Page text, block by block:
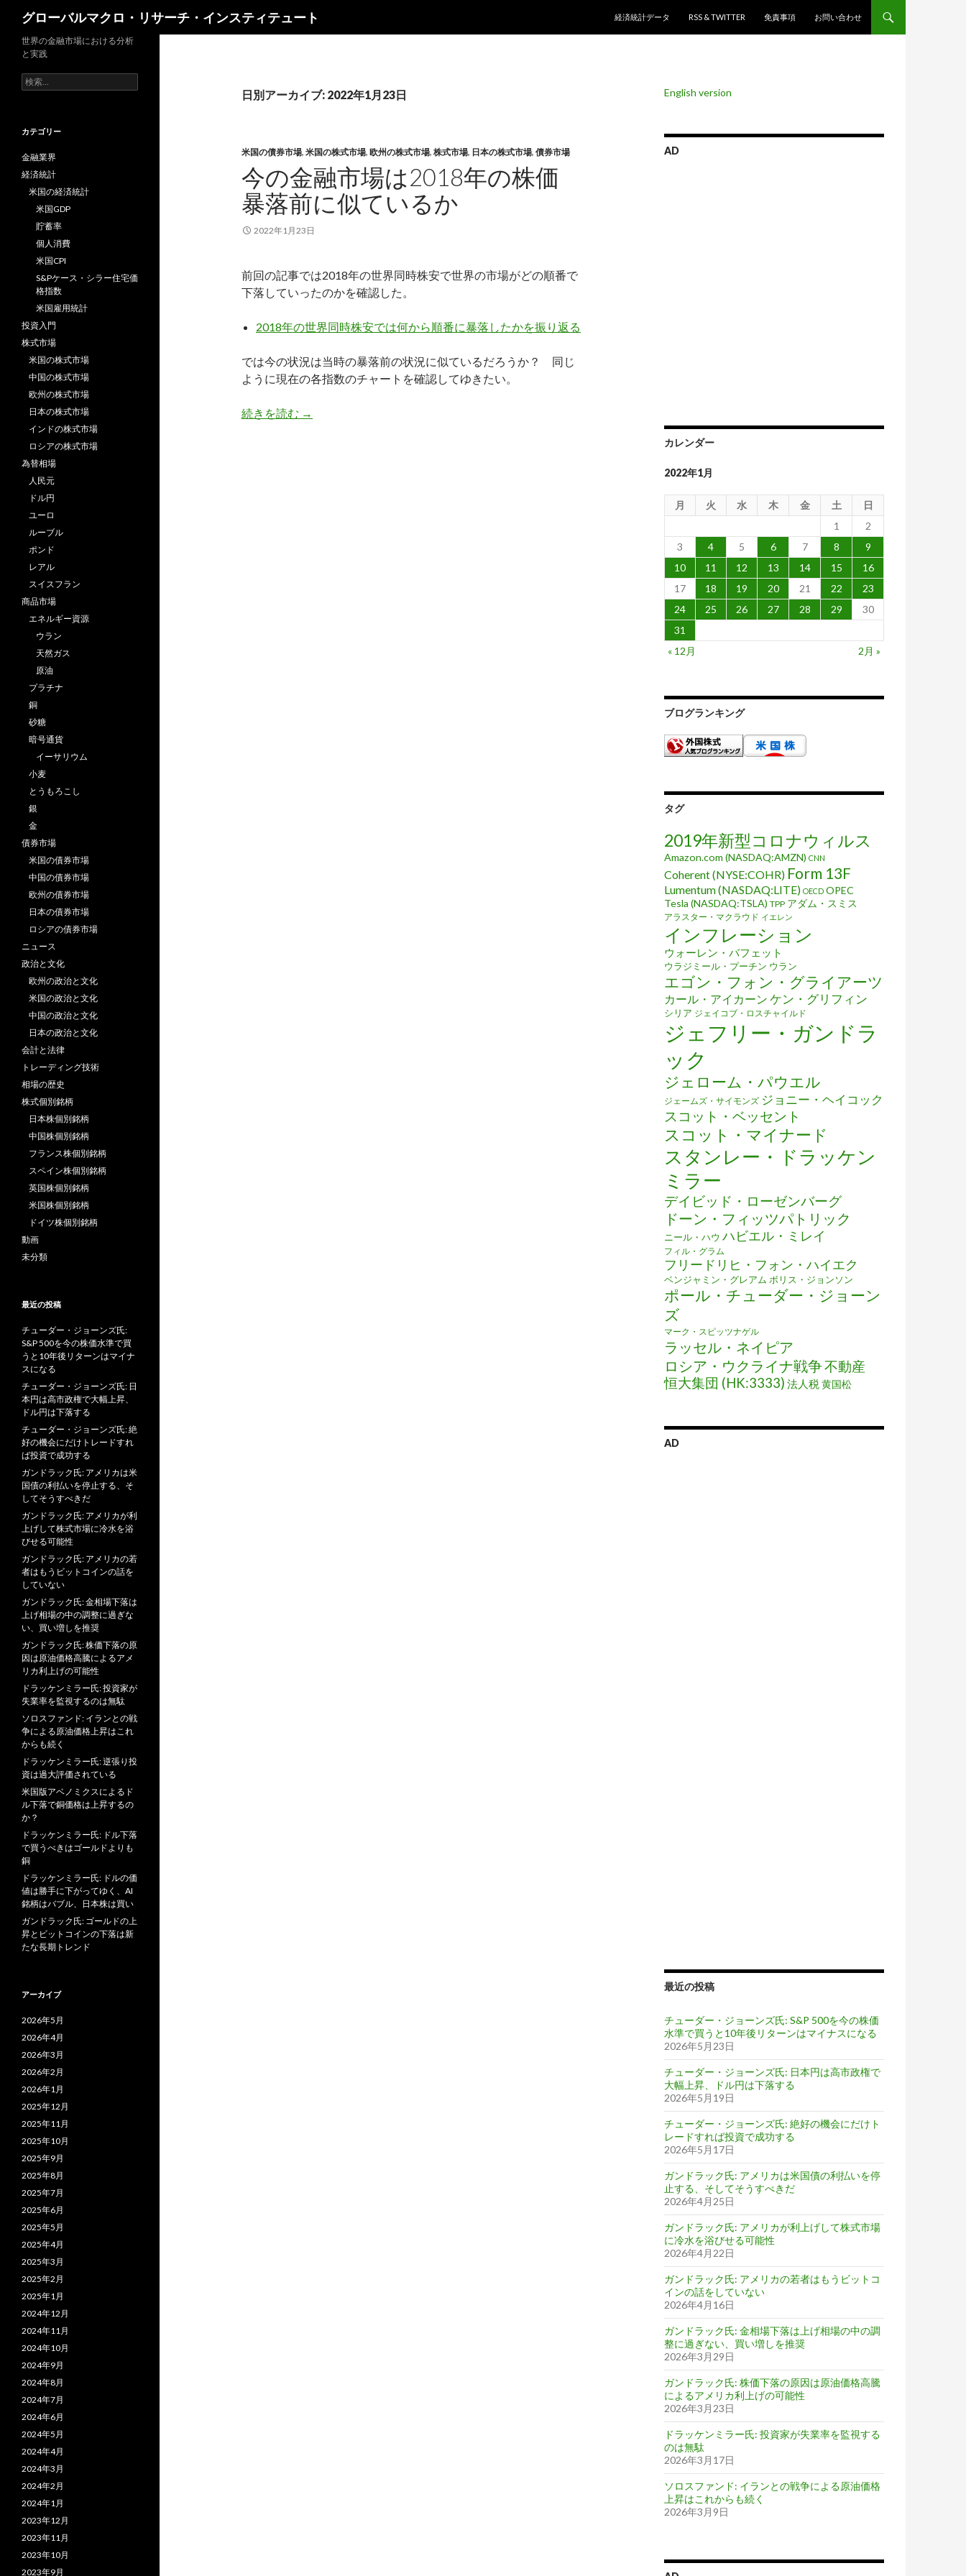
グローバルマクロ・リサーチ・インスティテュート
経済統計データ
RSS & TWITTER 免責事項 お問い合わせ
日別アーカイブ: 2022年1月23日
米国の債券市場, 米国の株式市場, 欧州の株式市場, 株式市場, 日本の株式市場, 債券市場
今の金融市場は2018年の株価
暴落前に似ているか
2022年1月23日
前回の記事では2018年の世界同時株安で世界の市場がどの順番で
下落していったのかを確認した。
2018年の世界同時株安では何から順番に暴落したかを振り返る
では今の状況は当時の暴落前の状況に似ているだろうか？ 同じ
ように現在の各指数のチャートを確認してゆきたい。
続きを読む 今の金融市場は2018年の株価暴落前に似ているか
→
English version
AD
カレンダー
2022年1月
月 火 水 木 金 土
日
1
2
3
4 5 6 7 8
9
10
11 12 13 14 15
16
17
18 19 20 21 22
23
24
25 26 27 28 29
30
31
« 12月
2月 »
ブログランキング
タグ
2019年新型コロナウィルス
Amazon.com (NASDAQ:AMZN) CNN
Coherent (NYSE:COHR) Form 13F
Lumentum (NASDAQ:LITE) OECD OPEC
Tesla (NASDAQ:TSLA) TPP アダム・スミス
アラスター・マクラウド イエレン
インフレーション
ウォーレン・バフェット
ウラジミール・プーチン ウラン
エゴン・フォン・グライアーツ
カール・アイカーン ケン・グリフィン
シリア ジェイコブ・ロスチャイルド
ジェフリー・ガンドラ
ック
ジェローム・パウエル
ジェームズ・サイモンズ ジョニー・ヘイコック
スコット・ベッセント
スコット・マイナード
スタンレー・ドラッケン
ミラー
デイビッド・ローゼンバーグ
ドーン・フィッツパトリック
ニール・ハウ ハビエル・ミレイ
フィル・グラム
フリードリヒ・フォン・ハイエク
ベンジャミン・グレアム ボリス・ジョンソン
ポール・チューダー・ジョーン
ズ
マーク・スピッツナゲル
ラッセル・ネイピア
ロシア・ウクライナ戦争不動産
恒大集団 (HK:3333) 法人税黄国松
AD
最近の投稿
チューダー・ジョーンズ氏: S&P 500を今の株価
水準で買うと10年後リターンはマイナスになる
2026年5月23日
チューダー・ジョーンズ氏: 日本円は高市政権で
大幅上昇、ドル円は下落する
2026年5月19日
チューダー・ジョーンズ氏: 絶好の機会にだけト
レードすれば投資で成功する
2026年5月17日
ガンドラック氏: アメリカは米国債の利払いを停
止する、そしてそうすべきだ
2026年4月25日
ガンドラック氏: アメリカが利上げして株式市場
に冷水を浴びせる可能性
2026年4月22日
ガンドラック氏: アメリカの若者はもうビットコ
インの話をしていない
2026年4月16日
ガンドラック氏: 金相場下落は上げ相場の中の調
整に過ぎない、買い増しを推奨
2026年3月29日
ガンドラック氏: 株価下落の原因は原油価格高騰
によるアメリカ利上げの可能性
2026年3月23日
ドラッケンミラー氏: 投資家が失業率を監視する
のは無駄
2026年3月17日
ソロスファンド: イランとの戦争による原油価格
上昇はこれからも続く
2026年3月9日
世界の金融市場における分析
と実践
検
索:
カテゴリー
金融業界
経済統計
米国の経済統計
米国GDP
貯蓄率
個人消費
米国CPI
S&Pケース・シラー住宅価
格指数
米国雇用統計
投資入門
株式市場
米国の株式市場
中国の株式市場
欧州の株式市場
日本の株式市場
インドの株式市場
ロシアの株式市場
為替相場
人民元
ドル円
ユーロ
ルーブル
ポンド
レアル
スイスフラン
商品市場
エネルギー資源
ウラン
天然ガス
原油
プラチナ
銅
砂糖
暗号通貨
イーサリウム
小麦
とうもろこし
銀
金
債券市場
米国の債券市場
中国の債券市場
欧州の債券市場
日本の債券市場
ロシアの債券市場
ニュース
政治と文化
欧州の政治と文化
米国の政治と文化
中国の政治と文化
日本の政治と文化
会計と法律
トレーディング技術
相場の歴史
株式個別銘柄
日本株個別銘柄
中国株個別銘柄
フランス株個別銘柄
スペイン株個別銘柄
英国株個別銘柄
米国株個別銘柄
ドイツ株個別銘柄
動画
未分類
最近の投稿
チューダー・ジョーンズ氏:
S&P 500を今の株価水準で買
うと10年後リターンはマイナ
スになる
チューダー・ジョーンズ氏: 日
本円は高市政権で大幅上昇、
ドル円は下落する
チューダー・ジョーンズ氏: 絶
好の機会にだけトレードすれ
ば投資で成功する
ガンドラック氏: アメリカは米
国債の利払いを停止する、そ
してそうすべきだ
ガンドラック氏: アメリカが利
上げして株式市場に冷水を浴
びせる可能性
ガンドラック氏: アメリカの若
者はもうビットコインの話を
していない
ガンドラック氏: 金相場下落は
上げ相場の中の調整に過ぎな
い、買い増しを推奨
ガンドラック氏: 株価下落の原
因は原油価格高騰によるアメ
リカ利上げの可能性
ドラッケンミラー氏: 投資家が
失業率を監視するのは無駄
ソロスファンド: イランとの戦
争による原油価格上昇はこれ
からも続く
ドラッケンミラー氏: 逆張り投
資は過大評価されている
米国版アベノミクスによるド
ル下落で銅価格は上昇するの
か？
ドラッケンミラー氏: ドル下落
で買うべきはゴールドよりも
銅
ドラッケンミラー氏: ドルの価
値は勝手に下がってゆく、AI
銘柄はバブル、日本株は買い
ガンドラック氏: ゴールドの上
昇とビットコインの下落は新
たな長期トレンド
アーカイブ
2026年5月
2026年4月
2026年3月
2026年2月
2026年1月
2025年12月
2025年11月
2025年10月
2025年9月
2025年8月
2025年7月
2025年6月
2025年5月
2025年4月
2025年3月
2025年2月
2025年1月
2024年12月
2024年11月
2024年10月
2024年9月
2024年8月
2024年7月
2024年6月
2024年5月
2024年4月
2024年3月
2024年2月
2024年1月
2023年12月
2023年11月
2023年10月
2023年9月